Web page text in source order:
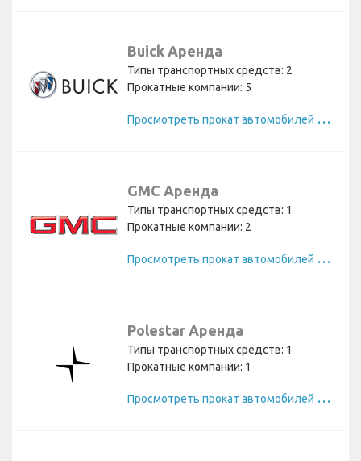
Buick Аренда
Типы транспортных средств: 2
Прокатные компании: 5
П
росмотреть прокат автомобилей Buick
GMC Аренда
Типы транспортных средств: 1
Прокатные компании: 2
П
росмотреть прокат автомобилей GMC
Polestar Аренда
Типы транспортных средств: 1
Прокатные компании: 1
П
росмотреть прокат автомобилей Polestar